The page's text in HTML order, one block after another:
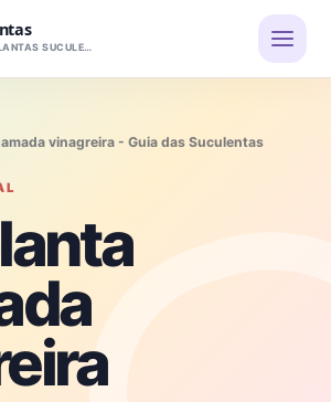
SAIBA TUDO SOBRE PLANTAS SUCULENTAS
vinagreira - Guia das Suculentas